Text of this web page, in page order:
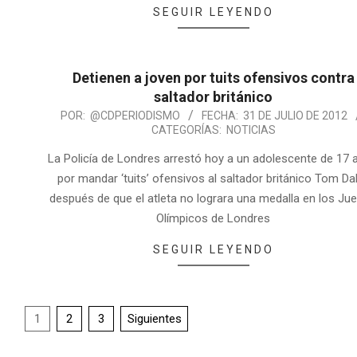
SEGUIR LEYENDO
Detienen a joven por tuits ofensivos contra
saltador británico
POR: @CDPERIODISMO FECHA: 31 DE JULIO DE 2012
CATEGORÍAS: NOTICIAS
La Policía de Londres arrestó hoy a un adolescente de 17
por mandar ‘tuits’ ofensivos al saltador británico Tom
después de que el atleta no lograra una medalla en los
Olímpicos de Londres
SEGUIR LEYENDO
1 2 3 Siguientes